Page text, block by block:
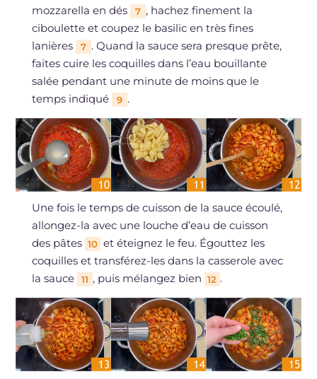
mozzarella en dés 7 , hachez finement la
ciboulette et coupez le basilic en très fines
lanières
7 . Quand la sauce sera presque prête,
faites cuire les coquilles dans l’eau bouillante
salée pendant une minute de moins que le
temps indiqué
9 .
Une fois le temps de cuisson de la sauce écoulé,
allongez-la avec une louche d’eau de cuisson
des pâtes 10 et éteignez le feu. Égouttez les
coquilles et transférez-les dans la casserole avec
la sauce
11 , puis mélangez bien 12 .